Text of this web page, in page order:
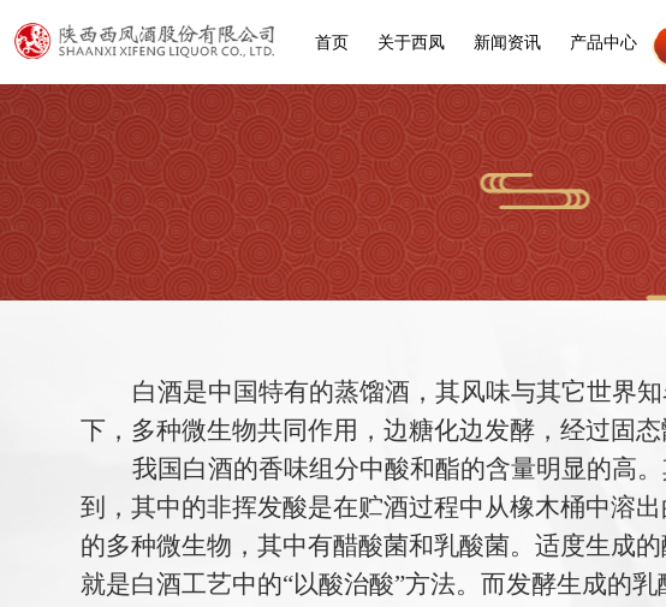
首页 关于西凤 新闻资讯 产品中心
白酒是中国特有的蒸馏酒，其风味与其它世界
下，多种微生物共同作用，边糖化边发酵，经过固
我国白酒的香味组分中酸和酯的含量明显的高
到，其中的非挥发酸是在贮酒过程中从橡木桶中溶
的多种微生物，其中有醋酸菌和乳酸菌。适度生成
就是白酒工艺中的“以酸治酸”方法。而发酵生成的